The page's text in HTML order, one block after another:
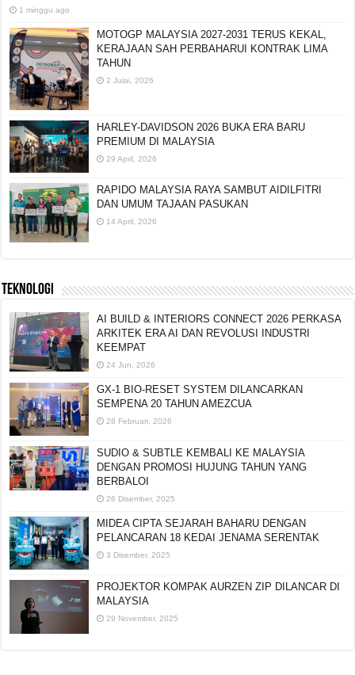
1 minggu ago
MOTOGP MALAYSIA 2027-2031 TERUS KEKAL,
KERAJAAN SAH PERBAHARUI KONTRAK LIMA
TAHUN
2 Julai, 2026
HARLEY-DAVIDSON 2026 BUKA ERA BARU
PREMIUM DI MALAYSIA
29 April, 2026
RAPIDO MALAYSIA RAYA SAMBUT AIDILFITRI
DAN UMUM TAJAAN PASUKAN
14 April, 2026
TEKNOLOGI
AI BUILD & INTERIORS CONNECT 2026 PERKASA
ARKITEK ERA AI DAN REVOLUSI INDUSTRI
KEEMPAT
24 Jun, 2026
GX-1 BIO-RESET SYSTEM DILANCARKAN
SEMPENA 20 TAHUN AMEZCUA
28 Februari, 2026
SUDIO & SUBTLE KEMBALI KE MALAYSIA
DENGAN PROMOSI HUJUNG TAHUN YANG
BERBALOI
26 Disember, 2025
MIDEA CIPTA SEJARAH BAHARU DENGAN
PELANCARAN 18 KEDAI JENAMA SERENTAK
3 Disember, 2025
PROJEKTOR KOMPAK AURZEN ZIP DILANCAR DI
MALAYSIA
29 November, 2025